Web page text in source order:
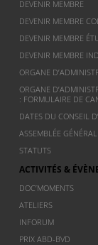
DEVENIR MEMBRE
DEVENIR MEMBRE
DEVENIR MEMBRE
DEVENIR MEMBRE
ORGANE
ORGANE
: FORMULAIRE DE
DATES DU CONSEIL
ASSEMBLÉE
STATUTS
ACTIVITÉS &
DOC’MOMENTS
ATELIERS
INFORUM
PRIX ABD-BVD